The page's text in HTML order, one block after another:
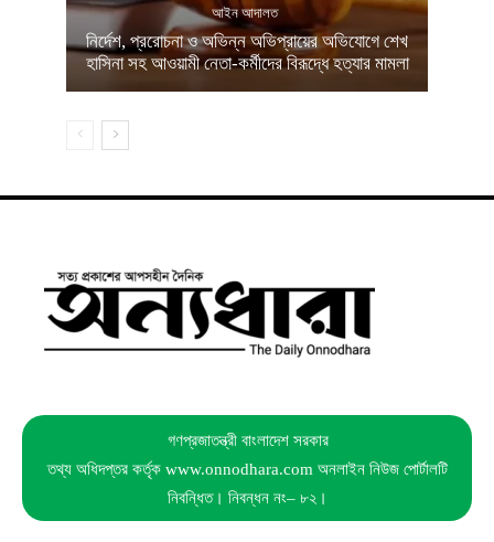
আইন আদালত
নির্দেশ, প্ররোচনা ও অভিন্ন অভিপ্রায়ের অভিযোগে শেখ
হাসিনা সহ আওয়ামী নেতা-কর্মীদের বিরূদ্ধে হত্যার মামলা
গণপ্রজাতন্ত্রী বাংলাদেশ সরকার
তথ্য অধিদপ্তর কর্তৃক www.onnodhara.com অনলাইন নিউজ পোর্টালটি
নিবন্ধিত। নিবন্ধন নং– ৮২।